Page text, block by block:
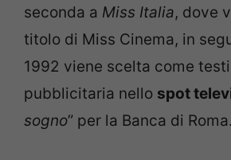
seconda a Miss Italia, dove
titolo di Miss Cinema, in
1992 viene scelta come
pubblicitaria nello spot
sogno” per la Banca di Roma.